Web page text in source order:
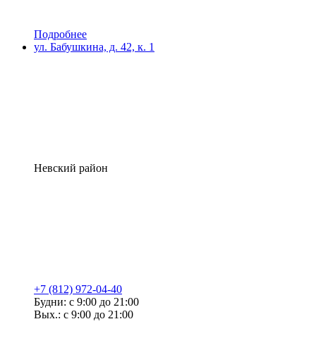
Подробнее
ул. Бабушкина, д. 42, к. 1
Невский район
+7 (812) 972-04-40
Будни: с 9:00 до 21:00
Вых.: с 9:00 до 21:00